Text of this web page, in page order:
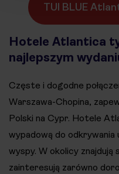
TUI BLUE
Hotele Atlantica
najlepszym
Częste i dogodne
Warszawa-Chopina,
Polski na Cypr. Hotele
wypadową do
wyspy. W okolicy
zainteresują zarówno